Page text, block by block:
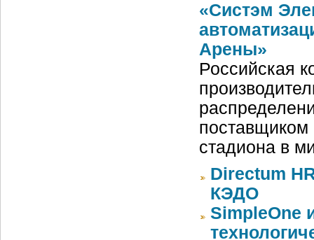
«Систэм
Арены»
Российская
поставщиком
стадиона в
Directum
КЭДО
SimpleOne